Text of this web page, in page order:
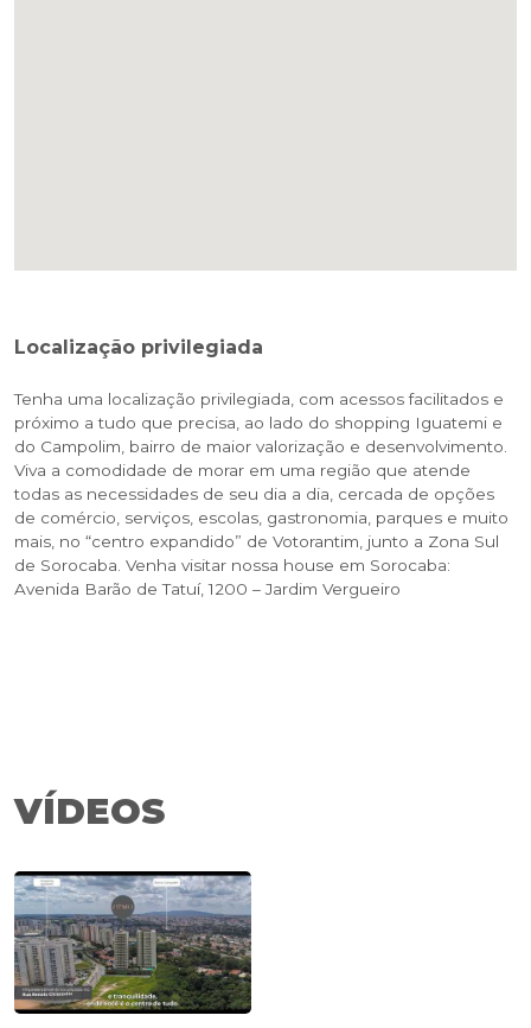
Localização privilegiada
Tenha uma localização privilegiada, com acessos facilitados e
próximo a tudo que precisa, ao lado do shopping Iguatemi e
do Campolim, bairro de maior valorização e desenvolvimento.
Viva a comodidade de morar em uma região que atende
todas as necessidades de seu dia a dia, cercada de opções
de comércio, serviços, escolas, gastronomia, parques e muito
mais, no “centro expandido” de Votorantim, junto a Zona Sul
de Sorocaba. Venha visitar nossa house em Sorocaba:
Avenida Barão de Tatuí, 1200 – Jardim Vergueiro
VÍDEOS